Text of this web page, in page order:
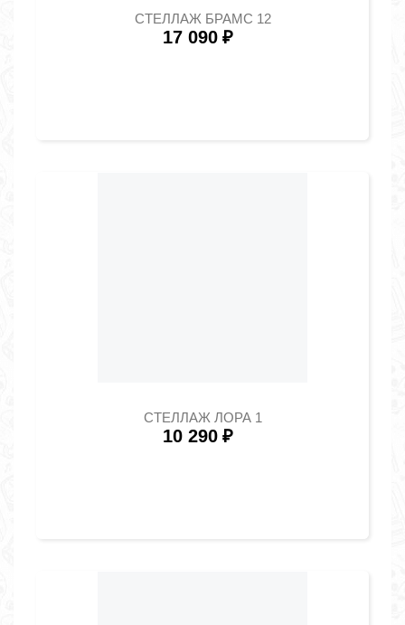
СТЕЛЛАЖ БРАМС 12
17 090 ₽
СТЕЛЛАЖ ЛОРА 1
10 290 ₽